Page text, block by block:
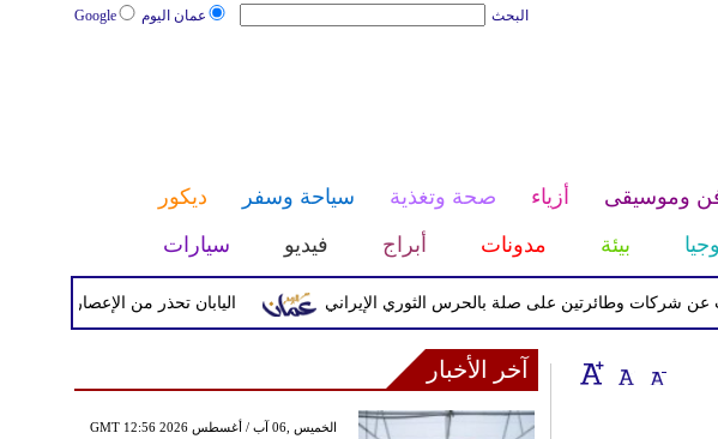
عمان اليوم Google البحث
وموسيقى أزياء صحة وتغذية سياحة وسفر
ديكور
بيئة مدونات أبراج فيديو سيارات
اليابان تحذر من الإعصار دولفين ورياح وطائرتين على صلة بالحرس الثوري الإيراني
آخر الأخبار
GMT 12:56 2026 الخميس ,06 آب / أغسطس